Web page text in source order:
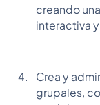
creando
interactiva
Crea y
grupales,